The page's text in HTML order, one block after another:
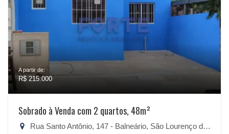
A partir de:
R$ 215.000
Sobrado à Venda com 2 quartos, 48m²
Rua Santo Antônio, 147 - Balneário, São Lourenço do Sul-RS